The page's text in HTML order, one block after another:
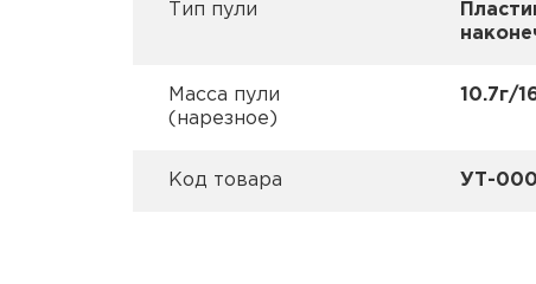
Тип пули
Масса пули
(нарезное)
10.7г/
Код товара УТ-